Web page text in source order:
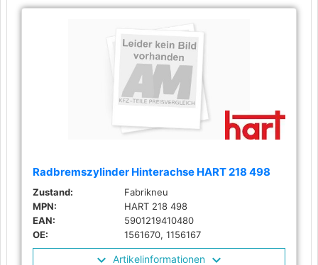
Radbremszylinder Hinterachse HART 218 498
Zustand:
Fabrikneu
MPN:
HART 218 498
EAN:
5901219410480
OE:
1561670, 1156167
Artikelinformationen